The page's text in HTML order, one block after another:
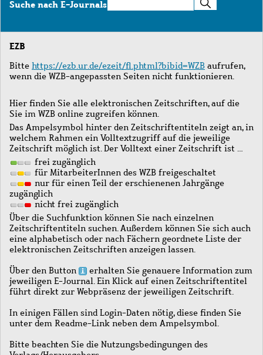
Suche nach E-JournalsSuche
nach
Journals
EZB
Bitte https://ezb.ur.de/ezeit/fl.phtml?bibid=WZB aufrufen,
wenn die WZB-angepassten Seiten nicht funktionieren.
Hier finden Sie alle elektronischen Zeitschriften, auf die
Sie im WZB online zugreifen können.
Das Ampelsymbol hinter den Zeitschriftentiteln zeigt an, in
welchem Rahmen ein Volltextzugriff auf die jeweilige
Zeitschrift möglich ist. Der Volltext einer Zeitschrift ist …
frei zugänglich
für MitarbeiterInnen des WZB freigeschaltet
nur für einen Teil der erschienenen Jahrgänge
zugänglich
nicht frei zugänglich
Über die Suchfunktion können Sie nach einzelnen
Zeitschriftentiteln suchen. Außerdem können Sie sich auch
eine alphabetisch oder nach Fächern geordnete Liste der
elektronischen Zeitschriften anzeigen lassen.
Über den Button
erhalten Sie genauere Information zum
jeweiligen E-Journal. Ein Klick auf einen Zeitschriftentitel
führt direkt zur Webpräsenz der jeweiligen Zeitschrift.
In einigen Fällen sind Login-Daten nötig, diese finden Sie
unter dem Readme-Link neben dem Ampelsymbol.
Bitte beachten Sie die Nutzungsbedingungen des